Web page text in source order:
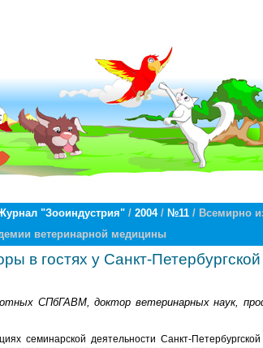
"Зооиндустрия" / 2004/ №11 / Всемирно
ветеринарной медицины
в гостях у Санкт-
СПбГАВМ, доктор ветеринарных наук,
семинарской деятельности Санкт-